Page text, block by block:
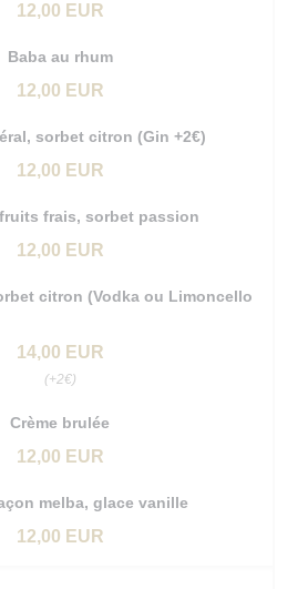
12,00 EUR
Baba au rhum
12,00 EUR
sorbet citron (Gin +2€)
12,00 EUR
frais, sorbet passion
12,00 EUR
citron (Vodka ou Limoncello
14,00 EUR
(+2€)
Crème brulée
12,00 EUR
melba, glace vanille
12,00 EUR